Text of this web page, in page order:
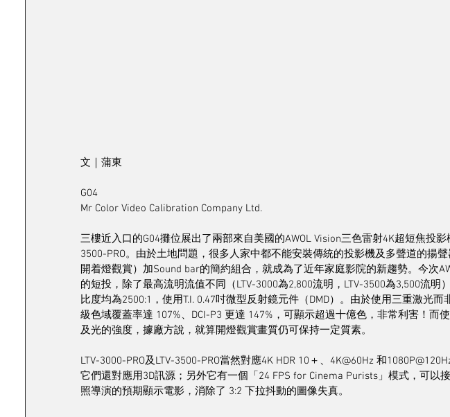
文｜蒲東
G04
Mr Color Video Calibration Company Ltd.
三樓近入口的G04攤位展出了兩部來自美國的AWOL Vision三色雷射4K超短焦投影
3500-PRO。由於土地問題，很多人家中都不能安裝傳統的投影機及多聲道的揚
開着燈觀賞）加Sound bar的簡約組合，就成為了近年家庭影院的新趨勢。今次
的短投，除了最高流明流值不同（LTV-3000為2,800流明，LTV-3500為3,500流明
比度均為2500:1，使用T.I. 0.47吋微型反射鏡元件（DMD）。由於使用三重激光
級色域覆蓋率達 107%、DCI-P3 更達 147%，可顯示超過十億色，非常利害！而
及光的強度，據廠方說，就算開燈觀賞畫質仍可保持一定質素。
LTV-3000-PRO及LTV-3500-PRO當然對應4K HDR 10＋、4K@60Hz 和
它們還對應用3D訊源；另外它有一個「24 FPS for Cinema Purists」模式，可以
照導演的預期顯示電影，消除了 3:2 下拉抖動的圖像失真。